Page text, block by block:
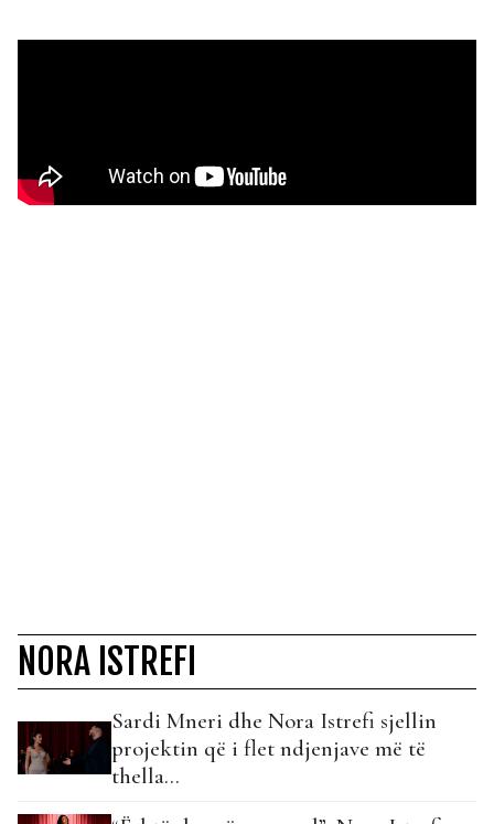
NORA ISTREFI
Sardi Mneri dhe Nora Istrefi sjellin
projektin që i flet ndjenjave më të
thella…